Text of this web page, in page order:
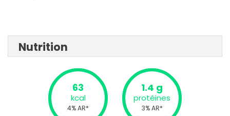
Nutrition
63
kcal
4% AR*
1.4 g
protéines
3% AR*